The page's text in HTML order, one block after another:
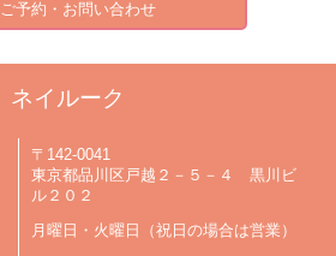
ご予約・お問い合わせ
ネイルーク
〒142-0041
東京都品川区戸越２－５－４ 黒川ビ
ル２０２
月曜日・火曜日（祝日の場合は営業）